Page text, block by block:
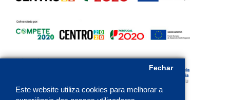
Este website utiliza cookies para melhorar a
Fechar